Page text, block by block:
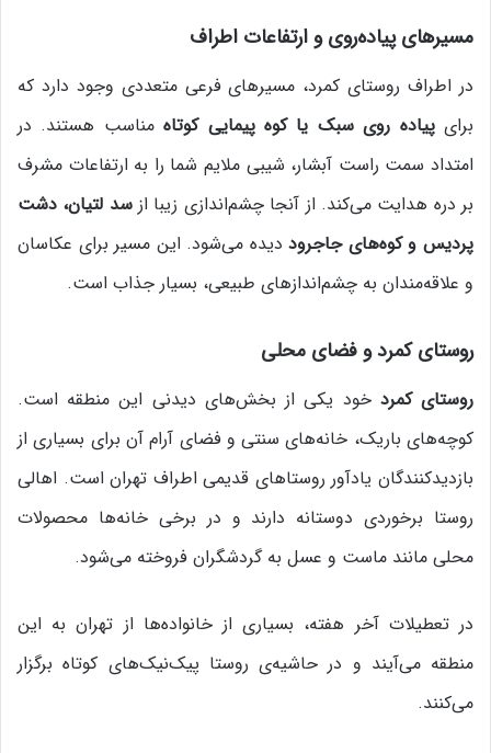
مسیرهای پیاده‌روی و ارتفاعات اطراف
در اطراف روستای کمرد، مسیرهای فرعی متعددی وجود دارد که
برایپیاده‌ روی سبک یا کوه‌ پیمایی کوتاهمناسب هستند. در
امتداد سمت راست آبشار، شیبی ملایم شما را به ارتفاعات مشرف
بر دره هدایت می‌کند. از آنجا چشم‌اندازی زیبا ازسد لتیان، دشت
پردیس و کوه‌های جاجروددیده می‌شود. این مسیر برای عکاسان
و علاقه‌مندان به چشم‌اندازهای طبیعی، بسیار جذاب است.
روستای کمرد و فضای محلی
روستای کمرد خود یکی از بخش‌های دیدنی این منطقه است.
کوچه‌های باریک، خانه‌های سنتی و فضای آرام آن برای بسیاری از
بازدیدکنندگان یادآور روستاهای قدیمی اطراف تهران است. اهالی
روستا برخوردی دوستانه دارند و در برخی خانه‌ها محصولات
محلی مانند ماست و عسل به گردشگران فروخته می‌شود.
در تعطیلات آخر هفته، بسیاری از خانواده‌ها از تهران به این
منطقه می‌آیند و در حاشیه‌ی روستا پیک‌نیک‌های کوتاه برگزار
می‌کنند.